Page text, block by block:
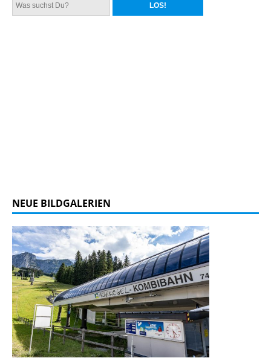
NEUE BILDGALERIEN